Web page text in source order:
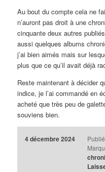
Au bout du compte cela ne
n’auront pas droit à une
cinquante deux autres
aussi quelques albums
j’ai bien aimés mais sur
plus que ce qu’il avait déjà
Reste maintenant à décider
indice, je l’ai commandé en
acheté que très peu de
souviens bien.
4 décembre 2024